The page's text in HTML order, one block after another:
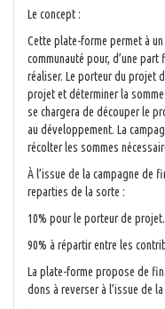
Le concept :
Cette plate-forme permet à
communauté pour, d’une
réaliser. Le porteur du projet
projet et déterminer la
se chargera de découper le
au développement. La
récolter les sommes
À l’issue de la campagne de
reparties de la sorte :
10% pour le porteur de projet.
90% à répartir entre les
La plate-forme propose de
dons à reverser à l’issue de